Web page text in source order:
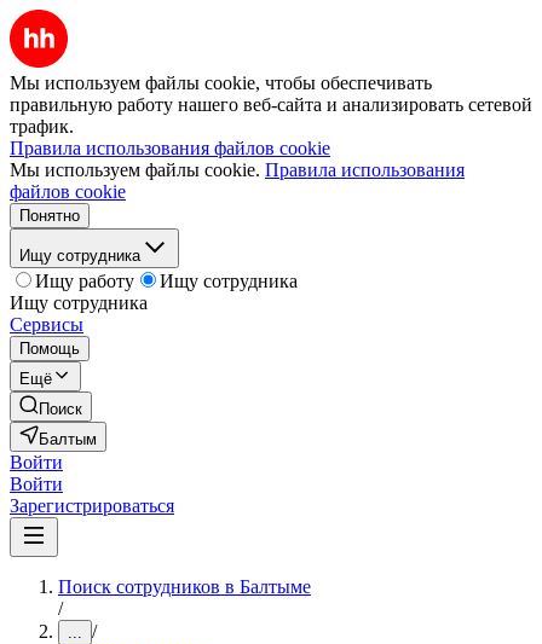
Мы используем файлы cookie, чтобы обеспечивать
правильную работу нашего веб-сайта и анализировать сетевой
трафик.
Правила использования файлов cookie
Мы используем файлы cookie. Правила использования
файлов cookie
Понятно
Ищу сотрудника
Ищу работу
Ищу сотрудника
Ищу сотрудника
Сервисы
Помощь
Ещё
Поиск
Балтым
Войти
Войти
Зарегистрироваться
Поиск сотрудников в Балтыме
/
... /